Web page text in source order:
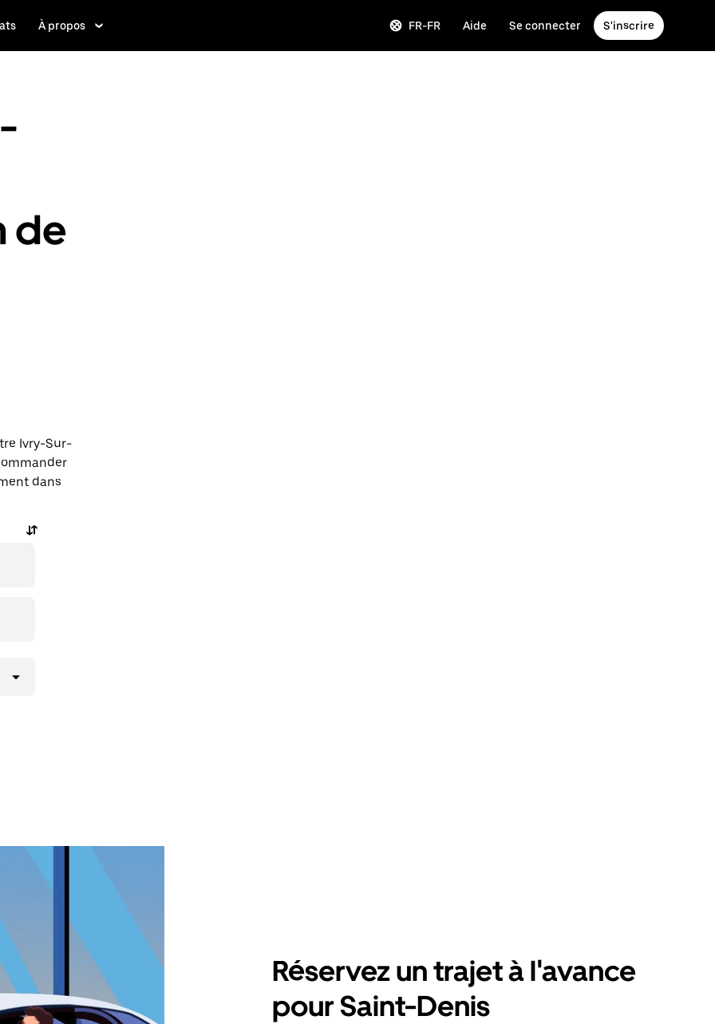
À propos FR-FR Aide Se connecter S'inscrire
de
Ivry-Sur-
dans
Réservez un trajet à l'avance
pour Saint-Denis